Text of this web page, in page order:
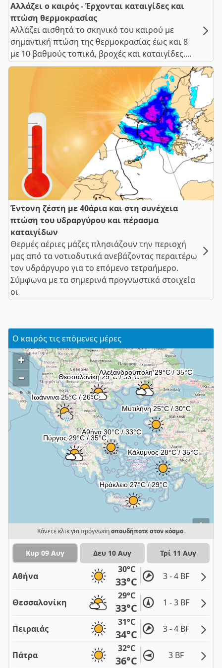
Αλλάζει ο καιρός - Έρχονται καταιγίδες και
πτώση θερμοκρασίας
Αλλάζει αισθητά το σκηνικό του καιρού με
σημαντική πτώση της θερμοκρασίας έως και 8
με 10 βαθμούς τοπικά, βροχές και καταιγίδες....
Έντονη ζέστη με 40άρια και στη συνέχεια
πτώση του υδραργύρου και πέρασμα
καταιγίδων
Θερμές αέριες μάζες πλησιάζουν την περιοχή
μας από τα νοτιοδυτικά ανεβάζοντας περαιτέρω
τον υδράργυρο για το επόμενο τετραήμερο.
Σύμφωνα με τα σημερινά προγνωστικά στοιχεία
οι
Ο καιρός τις επόμενες μέρες
i
+
–
Κάνετε κλικ για πρόγνωσηοπουδήποτε στον κόσμο.
Κυρ 09 Αυγ Δευ 10 Αυγ Τρί 11 Αυγ
Αθήνα
30°C
33°C 3 - 4 BF
Θεσσαλονίκη
29°C
33°C 1 - 3 BF
Πειραιάς
31°C
34°C 3 - 4 BF
Πάτρα
32°C
36°C 3 BF